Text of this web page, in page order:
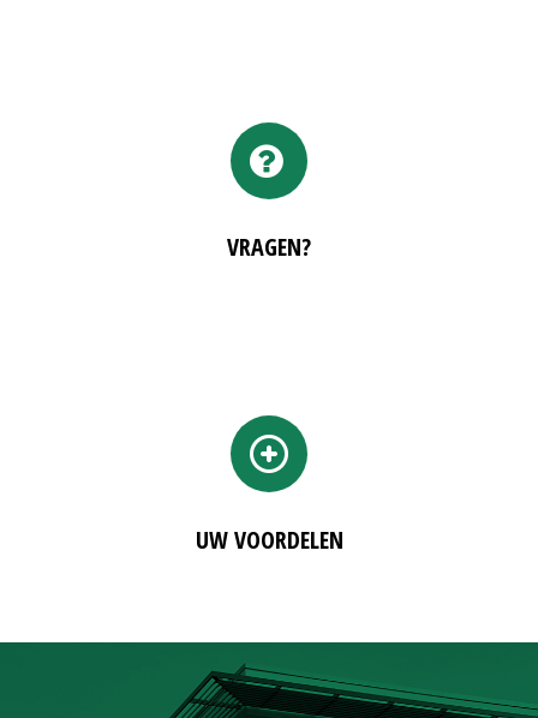
VRAGEN?
UW VOORDELEN